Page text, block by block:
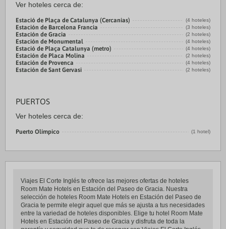
Ver hoteles cerca de:
Estació de Plaça de Catalunya (Cercanias) (4 hoteles)
Estación de Barcelona Francia (3 hoteles)
Estación de Gracia (2 hoteles)
Estación de Monumental (4 hoteles)
Estació de Plaça Catalunya (metro) (4 hoteles)
Estación de Placa Molina (2 hoteles)
Estación de Provenca (4 hoteles)
Estación de Sant Gervasi (2 hoteles)
PUERTOS
Ver hoteles cerca de:
Puerto Olímpico (1 hotel)
Viajes El Corte Inglés te ofrece las mejores ofertas de hoteles
Room Mate Hotels en Estación del Paseo de Gracia. Nuestra
selección de hoteles Room Mate Hotels en Estación del Paseo de
Gracia te permite elegir aquel que más se ajusta a tus necesidades
entre la variedad de hoteles disponibles. Elige tu hotel Room Mate
Hotels en Estación del Paseo de Gracia y disfruta de toda la